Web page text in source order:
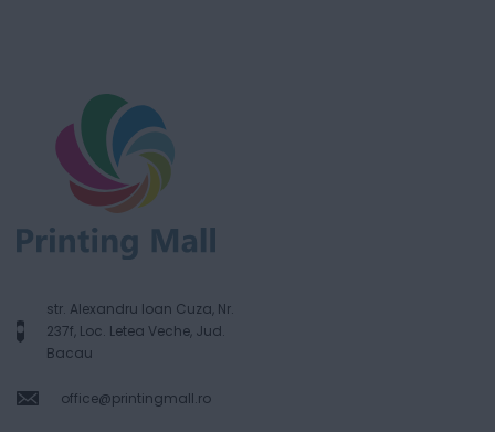
str. Alexandru Ioan Cuza, Nr.
237f, Loc. Letea Veche, Jud.
Bacau
office@printingmall.ro